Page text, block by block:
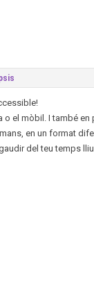
el mòbil. I també
en un format
del teu temps